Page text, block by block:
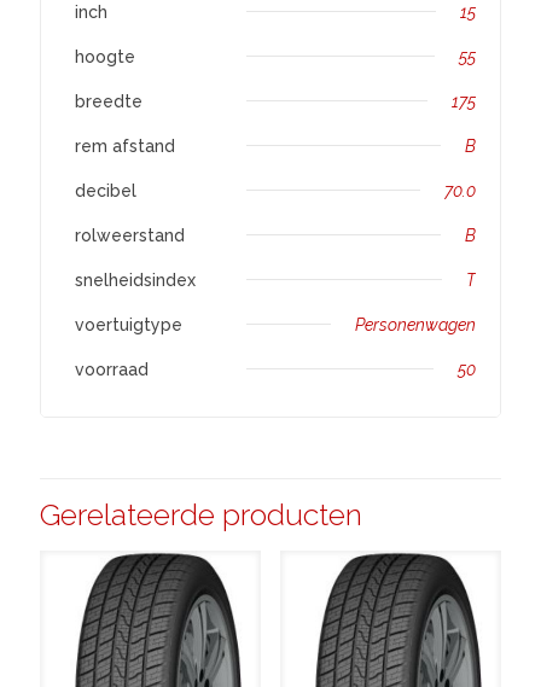
inch 15
hoogte 55
breedte 175
rem afstand B
decibel 70.0
rolweerstand B
snelheidsindex T
voertuigtype Personenwagen
voorraad 50
Gerelateerde producten